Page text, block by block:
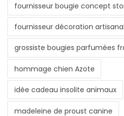
fournisseur bougie concept
fournisseur décoration
grossiste bougies parfumées
hommage chien Azote
idée cadeau insolite animaux
madeleine de proust canine